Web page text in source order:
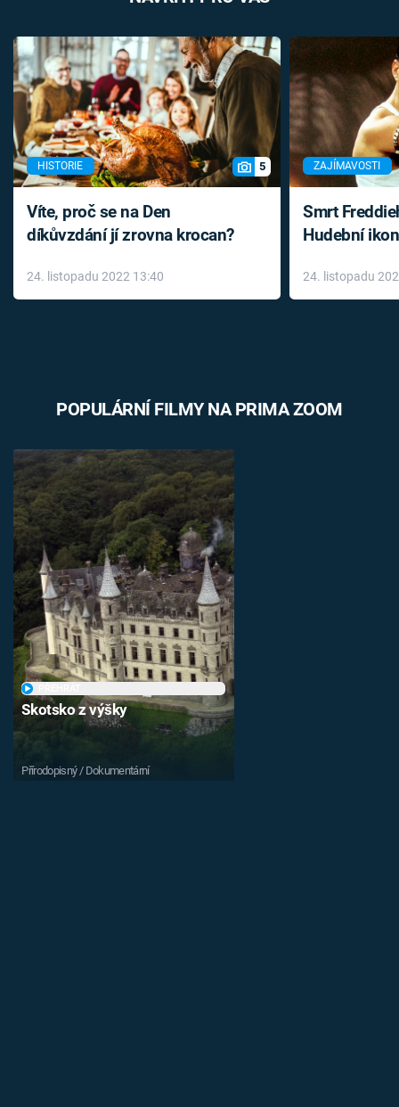
HISTORIE 5
Víte, proč se na Den
díkůvzdání jí zrovna krocan?
24. listopadu 2022 13:40
ZAJÍMAVOSTI
Smrt
Hudební
léky
24. listopadu
POPULÁRNÍ FILMY NA PRIMA ZOOM
Skotsko z výšky
Přírodopisný / Dokumentární